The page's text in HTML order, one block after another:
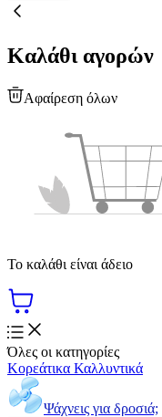
Καλάθι αγορών
Αφαίρεση όλων
Το καλάθι είναι άδειο
Όλες οι κατηγορίες
Κορεάτικα Καλλυντικά
Ψάχνεις για δροσιά;